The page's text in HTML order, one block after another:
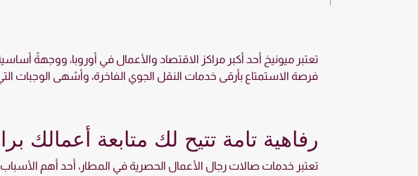
تعتبر ميونيخ أحد أكبر مراكز الاقتصاد والأعمال في أوروبا، ووجهةً
فرصة الاستمتاع بأرقى خدمات النقل الجوي الفاخرة، وأشهى الوجبات
رفاهية تامة تتيح لك متابعة أعمالك
تعتبر خدمات صالات رجال الأعمال الحصرية في المطار، أحد أهم